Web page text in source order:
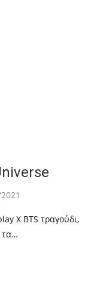
X BTS τραγούδι,